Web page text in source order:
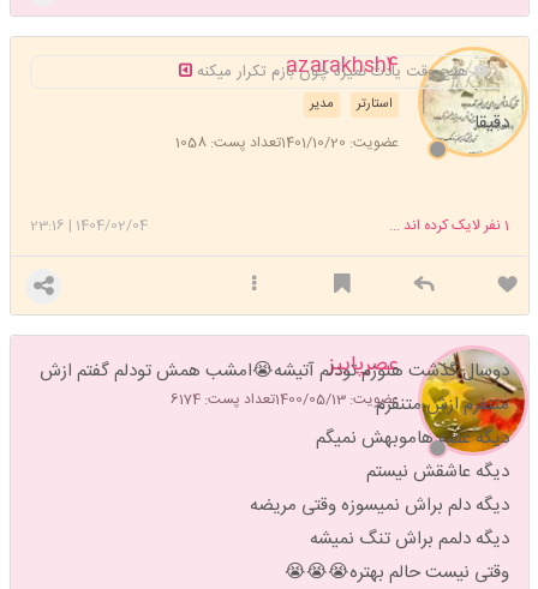
azarakhsh4
مدیر استارتر
عضویت: 1401/10/20 تعداد پست: 1058
هیچ وقت یادت نمیره چون بازم تکرار میکنه
دقیقا
1404/02/04
|
23:16 1نفر لایک کرده اند ...
عصرپاییز
عضویت: 1400/05/13 تعداد پست: 6174
دوسال گذشت هنوزم تودلم آتیشه😭امشب همش تودلم گفتم ازش
متنفرم ازش متنفرم
دیگه غصه هاموبهش نمیگم
دیگه عاشقش نیستم
دیگه دلم براش نمیسوزه وقتی مریضه
دیگه دلمم براش تنگ نمیشه
وقتی نیست حالم بهتره😭😭😭